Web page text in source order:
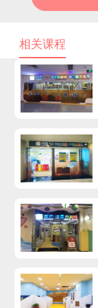
相关课程